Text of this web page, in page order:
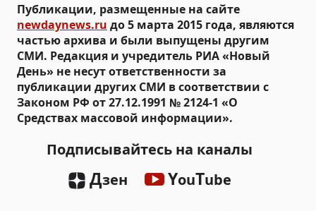
Публикации, размещенные на сайте
newdaynews.ru до 5 марта 2015 года, являются
частью архива и были выпущены другим
СМИ. Редакция и учредитель РИА «Новый
День» не несут ответственности за
публикации других СМИ в соответствии с
Законом РФ от 27.12.1991 № 2124-1 «О
Средствах массовой информации».
Подписывайтесь на каналы
Дзен YouTube